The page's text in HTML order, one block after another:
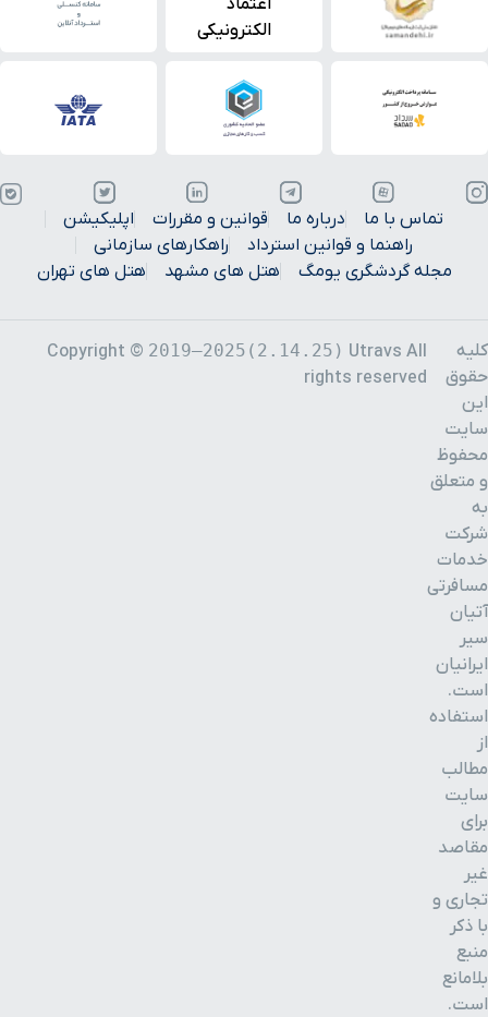
تماس با ما درباره ما قوانین و مقررات
اپلیکیشن
راهنما و قوانین استرداد
راهکارهای سازمانی
مجله گردشگری یومگ
هتل های مشهد هتل های تهران
کلیه
حقوق
این
سایت
محفوظ
و متعلق
به
شرکت
خدمات
مسافرتی
آتیان
سیر
ایرانیان
است.
استفاده
از
مطالب
سایت
برای
مقاصد
غیر
تجاری و
با ذکر
منبع
بلامانع
است.
Copyright © 2019–2025(2.14.25) Utravs All
rights reserved